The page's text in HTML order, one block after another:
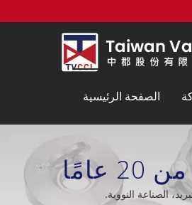
الصفحة الرئيسية
كتالوج / مصنع صمامات فحص ثنائية اللوحة المعتمدة من CE لأكثر من 20 عامًا